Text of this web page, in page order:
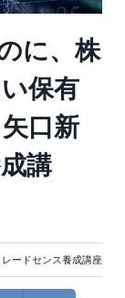
に、株
保有
口新
講
ードセンス養成講座